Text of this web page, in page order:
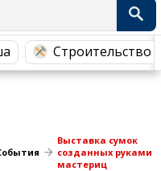
Строительство
хозяйство
Выставка сумок
созданных руками
мастериц